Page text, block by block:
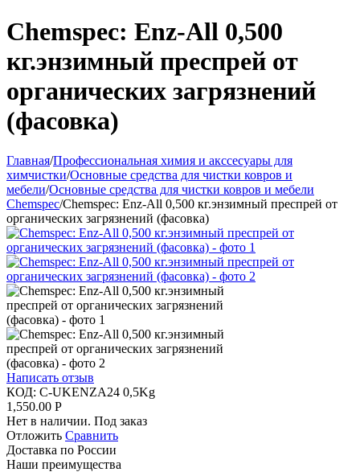
Chemspec: Enz-All 0,500
кг.энзимный преспрей от
органических загрязнений
(фасовка)
Главная/Профессиональная химия и акссесуары для
химчистки/Основные средства для чистки ковров и
мебели/Основные средства для чистки ковров и мебели
Сhemspec/Chemspec: Enz-All 0,500 кг.энзимный преспрей от
органических загрязнений (фасовка)
Написать отзыв
КОД: C-UKENZA24 0,5Kg
1,550.00 Р
Нет в наличии. Под заказ
Отложить Сравнить
Доставка по России
Наши преимущества